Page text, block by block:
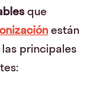
que
están
las principales